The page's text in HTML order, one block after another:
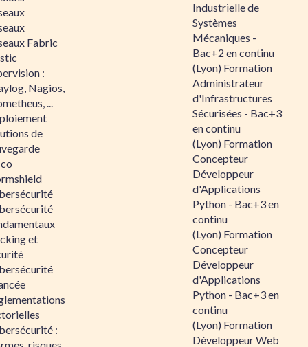
Fabric
:
Nagios,
...
de
et
:
Industrielle de
Systèmes
Mécaniques -
Bac+2 en continu
(Lyon) Formation
Administrateur
d'Infrastructures
Sécurisées - Bac+3
en continu
(Lyon) Formation
Concepteur
Développeur
d'Applications
Python - Bac+3 en
continu
(Lyon) Formation
Concepteur
Développeur
d'Applications
Python - Bac+3 en
continu
(Lyon) Formation
Développeur Web